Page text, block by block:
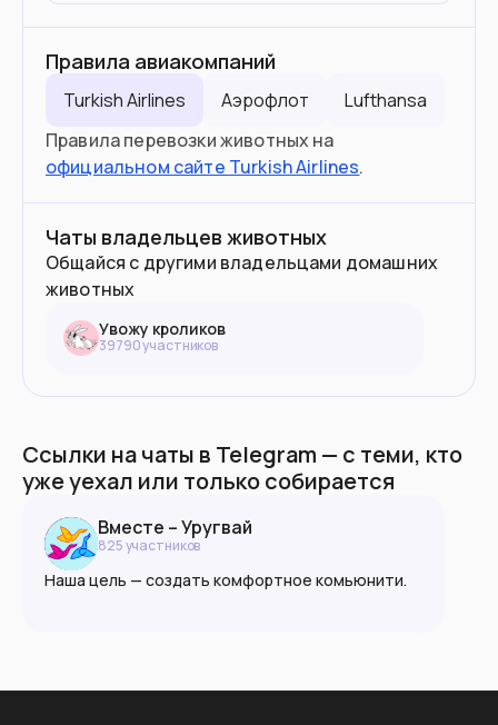
Правила авиакомпаний
Turkish Airlines Аэрофлот
Lufthansa
Правила перевозки животных на
официальном сайте Turkish Airlines.
Чаты владельцев животных
Общайся с другими владельцами домашних
животных
Увожу кроликов
39790участников
Ссылки на чаты в Telegram — с теми, кто
уже уехал или только собирается
Вместе – Уругвай
825участников
Наша цель — создать комфортное комьюнити.